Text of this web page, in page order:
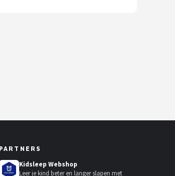
PARTNERS
Kidsleep Webshop
Leer je kind beter en langer slapen met